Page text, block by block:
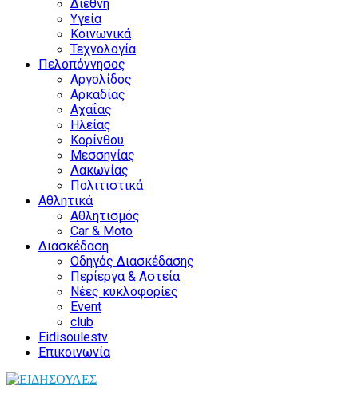
Διεθνή
Υγεία
Κοινωνικά
Τεχνολογία
Πελοπόννησος
Αργολίδος
Αρκαδίας
Αχαΐας
Ηλείας
Κορίνθου
Μεσσηνίας
Λακωνίας
Πολιτιστικά
Αθλητικά
Αθλητισμός
Car & Moto
Διασκέδαση
Οδηγός Διασκέδασης
Περίεργα & Αστεία
Νέες κυκλοφορίες
Event
club
Eidisoulestv
Επικοινωνία